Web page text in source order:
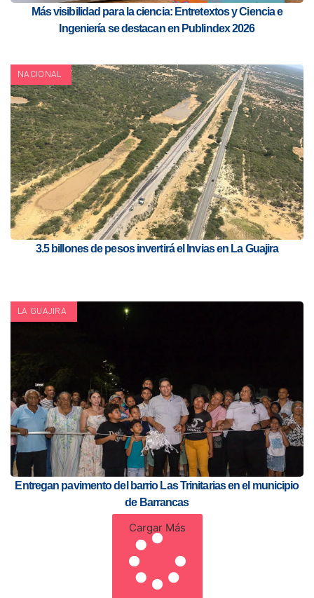
Más visibilidad para la ciencia: Entretextos y Ciencia e
Ingeniería se destacan en Publindex 2026
NACIONAL
3.5 billones de pesos invertirá el Invias en La Guajira
LA GUAJIRA
Entregan pavimento del barrio Las Trinitarias en el municipio
de Barrancas
Cargar Más